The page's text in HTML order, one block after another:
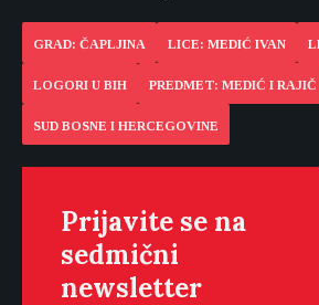
GRAD: ČAPLJINA LICE: MEDIĆ IVAN
LOGORI U BIH PREDMET: MEDIĆ I RAJIČ
SUD BOSNE I HERCEGOVINE
Prijavite se na
sedmični
newsletter